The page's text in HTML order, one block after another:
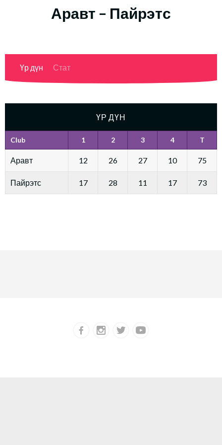
Аравт – Пайрэтс
Үр дүн Стат
ҮР ДҮН
Club 1 2 3 4 T
Аравт 12 26 27 10 75
Пайрэтс 17 28 11 17 73